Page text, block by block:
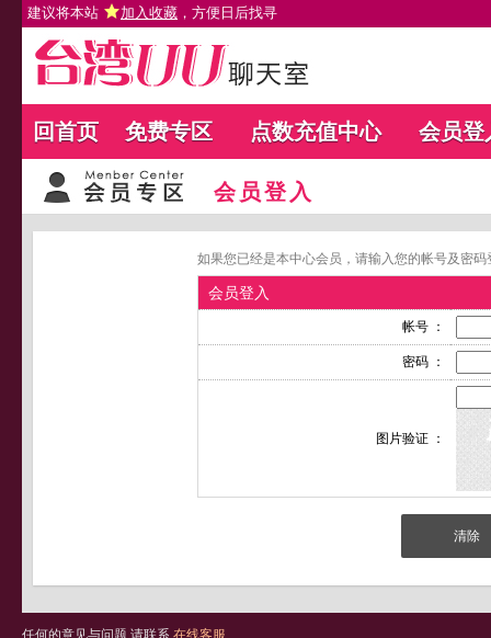
建议将本站 加入收藏 ，方便日后找寻
回首页 免费专区 点数充值中心 会员登
会员登入
如果您已经是本中心会员，请输入您的帐号及密
会员登入
帐号 ：
密码 ：
图片验证 ：
任何的意见与问题 请联系 在线客服